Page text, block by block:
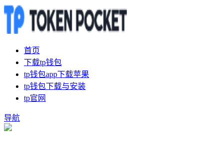
首页
下载tp钱包
tp钱包app下载苹果
tp钱包下载与安装
tp官网
导航